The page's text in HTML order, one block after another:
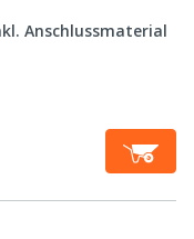
Anschlussmaterial